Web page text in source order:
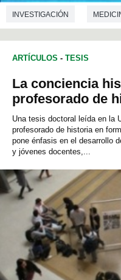
INVESTIGACIÓN
ARTÍCULOS - TESIS
La conciencia
profesorado de
Una tesis doctoral leída en la
profesorado de historia en
pone énfasis en el desarrollo
y jóvenes docentes,...